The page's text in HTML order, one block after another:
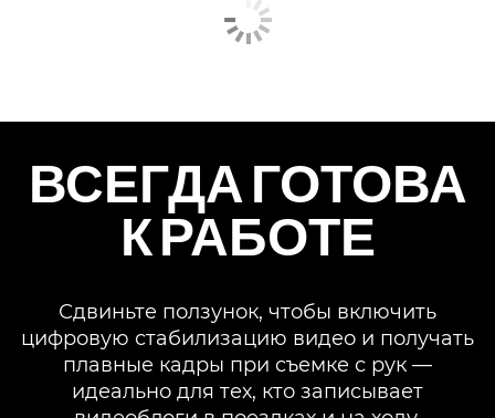
ВСЕГДА ГОТОВА
К РАБОТЕ
Сдвиньте ползунок, чтобы включить
цифровую стабилизацию видео и получать
плавные кадры при съемке с рук —
идеально для тех, кто записывает